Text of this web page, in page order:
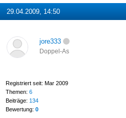
29.04.2009, 14:50
jore333
Doppel-As
Registriert seit: Mar 2009
Themen: 6
Beiträge: 134
Bewertung: 0